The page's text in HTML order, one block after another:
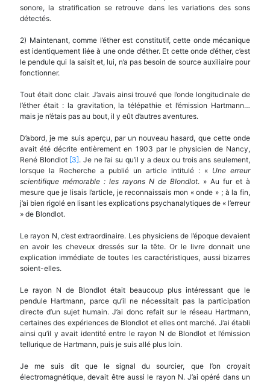
sonore, la stratification se retrouve dans les variations des sons
détectés.
2) Maintenant, comme l’éther est constitutif, cette onde mécanique
est identiquement liée à une onde d’éther. Et cette onde d’éther, c’est
le pendule qui la saisit et, lui, n’a pas besoin de source auxiliaire pour
fonctionner.
Tout était donc clair. J’avais ainsi trouvé que l’onde longitudinale de
l’éther était : la gravitation, la télépathie et l’émission Hartmann…
mais je n’étais pas au bout, il y eût d’autres aventures.
D’abord, je me suis aperçu, par un nouveau hasard, que cette onde
avait été décrite entièrement en 1903 par le physicien de Nancy,
René Blondlot [3]. Je ne l’ai su qu’il y a deux ou trois ans seulement,
lorsque la Recherche a publié un article intitulé : « Une erreur
scientifique mémorable : les rayons N de Blondlot. » Au fur et à
mesure que je lisais l’article, je reconnaissais mon « onde » ; à la fin,
j’ai bien rigolé en lisant les explications psychanalytiques de « l’erreur
» de Blondlot.
Le rayon N, c’est extraordinaire. Les physiciens de l’époque devaient
en avoir les cheveux dressés sur la tête. Or le livre donnait une
explication immédiate de toutes les caractéristiques, aussi bizarres
soient-elles.
Le rayon N de Blondlot était beaucoup plus intéressant que le
pendule Hartmann, parce qu’il ne nécessitait pas la participation
directe d’un sujet humain. J’ai donc refait sur le réseau Hartmann,
certaines des expériences de Blondlot et elles ont marché. J’ai établi
ainsi qu’il y avait identité entre le rayon N de Blondlot et l’émission
tellurique de Hartmann, puis je suis allé plus loin.
Je me suis dit que le signal du sourcier, que l’on croyait
électromagnétique, devait être aussi le rayon N. J’ai opéré dans un